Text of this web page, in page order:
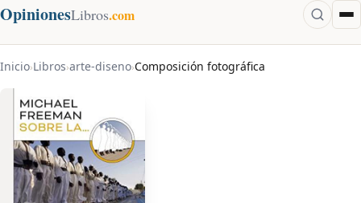
OpinionesLibros.com
Inicio›Libros›arte-diseno›Composición fotográfica